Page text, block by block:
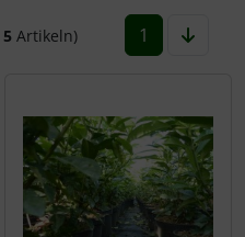
5 Artikeln) 1